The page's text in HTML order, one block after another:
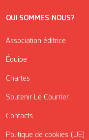
QUI SOMMES-NOUS?
Association éditrice
Équipe
Chartes
Soutenir Le Courrier
Contacts
Politique de cookies (UE)